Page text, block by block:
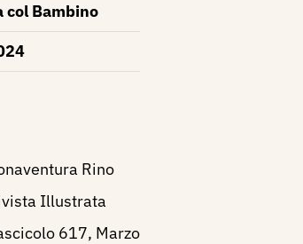
col Bambino
Rino
Illustrata
617, Marzo